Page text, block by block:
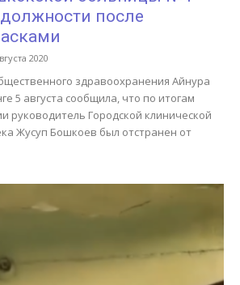
должности после
2020
здравоохранения Айнура
5 августа сообщила, что по итогам
руководитель Городской клинической
Жусуп Бошкоев был отстранен от